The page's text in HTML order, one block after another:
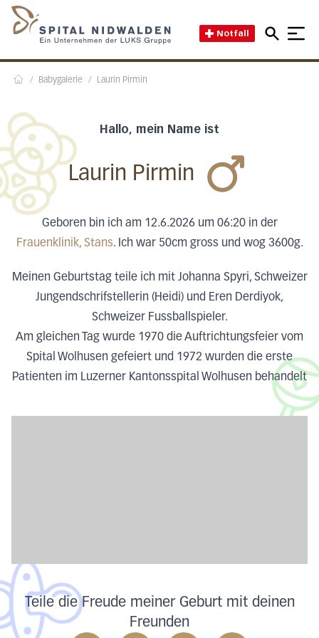
Notfall
/ Babygalerie / Laurin Pirmin
Hallo, mein Name ist
Laurin Pirmin
Geboren bin ich am 12.6.2026 um 06:20 in der
Frauenklinik, Stans. Ich war 50cm gross und wog 3600g.
Meinen Geburtstag teile ich mit Johanna Spyri, Schweizer
Jungendschrifstellerin (Heidi) und Eren Derdiyok,
Schweizer Fussballspieler.
Am gleichen Tag wurde 1970 die Auftrichtungsfeier vom
Spital Wolhusen gefeiert und 1972 wurden die erste
Patienten im Luzerner Kantonsspital Wolhusen behandelt
Teile die Freude meiner Geburt mit deinen
Freunden